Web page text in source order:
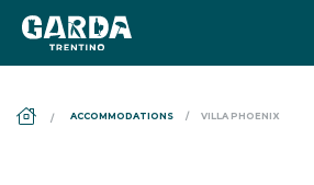
ACCOMMODATIONS VILLA PHOENIX